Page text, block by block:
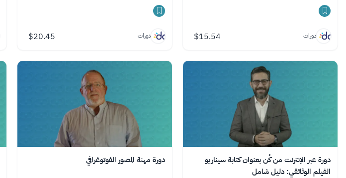
دورات $15.54 دورات $20.45
دورة عبر الإنترنت من كُن بعنوان كتابة سيناريو
الفيلم الوثائقي: دليل شامل
دورة مهنة المصور الفوتوغرافي